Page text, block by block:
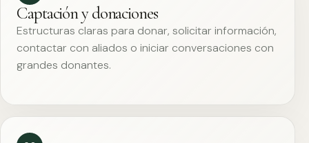
Captación y donaciones
Estructuras claras para donar, solicitar información,
contactar con aliados o iniciar conversaciones con
grandes donantes.